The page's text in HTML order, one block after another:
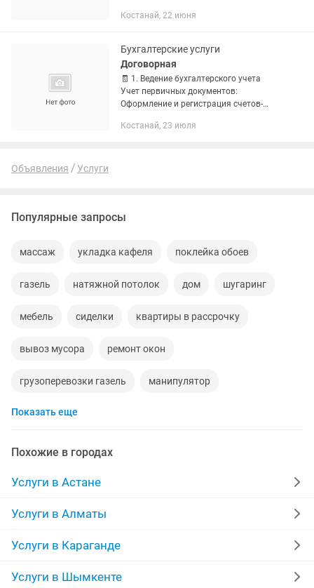
договор Декрет: ведение, расчет
рег.данных...
Костанай, 22 июня
Бухгалтерские услуги
Договорная
🧾 1. Ведение бухгалтерского учета
Учет первичных документов:
Оформление и регистрация счетов-
Накладные, акты выполненных работ,
Костанай, 23 июля
Объявления Услуги
Популярные запросы
массаж укладка кафеля поклейка обоев
газель натяжной потолок дом шугаринг
мебель сиделки квартиры в рассрочку
вывоз мусора ремонт окон
грузоперевозки газель манипулятор
реставрация мебели
укладка ламината
долг камаз
ремонт ванной няни
кухни на заказ отделочные работы
Показать еще
Похожие в городах
Услуги в Астане
Услуги в Алматы
Услуги в Караганде
Услуги в Шымкенте